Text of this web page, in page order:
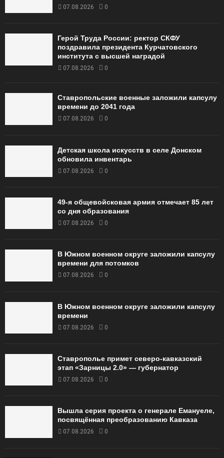
07.08.2026 0
Герой Труда России: ректор СКФУ
поздравила президента Курчатовского
института с высшей наградой
07.08.2026 0
Ставропольские военные заложили капсулу
времени до 2041 года
07.08.2026 0
Детская школа искусств в селе Донском
обновила инвентарь
07.08.2026 0
49‑я общевойсковая армия отмечает 85 лет
со дня образования
07.08.2026 0
В Южном военном округе заложили капсулу
времени для потомков
07.08.2026 0
В Южном военном округе заложили капсулу
времени
07.08.2026 0
Ставрополье примет северо-кавказский
этап «Зарницы 2.0» — губернатор
07.08.2026 0
Вышла серия проекта о генерале Емануеле,
посвящённая преобразованию Кавказа
07.08.2026 0